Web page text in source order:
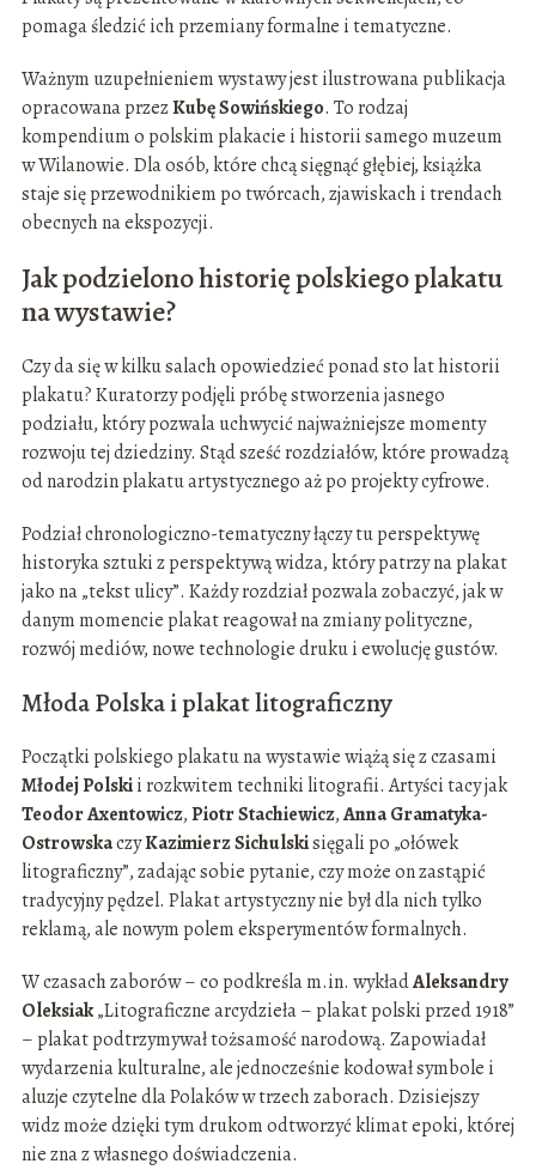
pomaga śledzić ich przemiany formalne i tematyczne.
Ważnym uzupełnieniem wystawy jest ilustrowana publikacja
opracowana przezKubę Sowińskiego. To rodzaj
kompendium o polskim plakacie i historii samego muzeum
w Wilanowie. Dla osób, które chcą sięgnąć głębiej, książka
staje się przewodnikiem po twórcach, zjawiskach i trendach
obecnych na ekspozycji.
Jak podzielono historię polskiego plakatu
na wystawie?
Czy da się w kilku salach opowiedzieć ponad sto lat historii
plakatu? Kuratorzy podjęli próbę stworzenia jasnego
podziału, który pozwala uchwycić najważniejsze momenty
rozwoju tej dziedziny. Stąd sześć rozdziałów, które prowadzą
od narodzin plakatu artystycznego aż po projekty cyfrowe.
Podział chronologiczno-tematyczny łączy tu perspektywę
historyka sztuki z perspektywą widza, który patrzy na plakat
jako na „tekst ulicy”. Każdy rozdział pozwala zobaczyć, jak w
danym momencie plakat reagował na zmiany polityczne,
rozwój mediów, nowe technologie druku i ewolucję gustów.
Młoda Polska i plakat litograficzny
Początki polskiego plakatu na wystawie wiążą się z czasami
Młodej Polskii rozkwitem techniki litografii. Artyści tacy jak
Teodor Axentowicz,Piotr Stachiewicz,Anna Gramatyka-
OstrowskaczyKazimierz Sichulskisięgali po „ołówek
litograficzny”, zadając sobie pytanie, czy może on zastąpić
tradycyjny pędzel. Plakat artystyczny nie był dla nich tylko
reklamą, ale nowym polem eksperymentów formalnych.
W czasach zaborów – co podkreśla m.in. wykładAleksandry
Oleksiak„Litograficzne arcydzieła – plakat polski przed 1918”
– plakat podtrzymywał tożsamość narodową. Zapowiadał
wydarzenia kulturalne, ale jednocześnie kodował symbole i
aluzje czytelne dla Polaków w trzech zaborach. Dzisiejszy
widz może dzięki tym drukom odtworzyć klimat epoki, której
nie zna z własnego doświadczenia.